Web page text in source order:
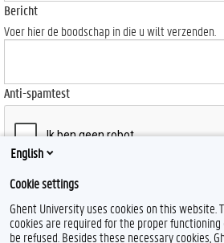
Bericht
Voer hier de boodschap in die u wilt verzenden.
Anti-spamtest
Send
English
Cookie settings
Ghent University uses cookies on this website.
cookies are required for the proper
be refused. Besides these necessary cookies,